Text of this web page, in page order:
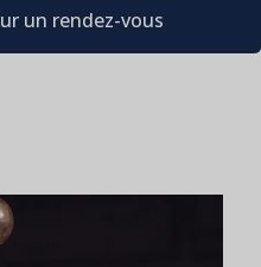
un rendez-vous